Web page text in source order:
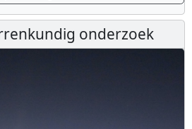
onderzoek